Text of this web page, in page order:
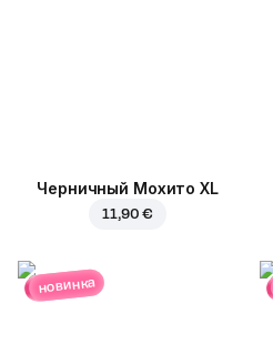
Черничный Мохито XL
11,90 €
новинка